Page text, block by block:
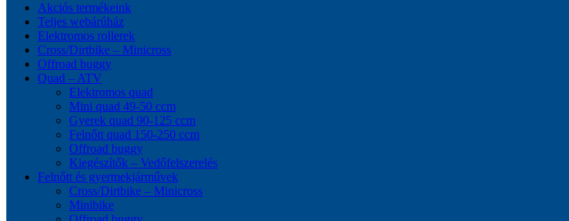
Akciós termékeink
Teljes webárúház
Elektromos rollerek
Cross/Dirtbike – Minicross
Offroad buggy
Quad – ATV
Elektromos quad
Mini quad 49-50 ccm
Gyerek quad 90-125 ccm
Felnőtt quad 150-250 ccm
Offroad buggy
Kiegészítők – Vedőfelszerelés
Felnőtt és gyermekjárművek
Cross/Dirtbike – Minicross
Minibike